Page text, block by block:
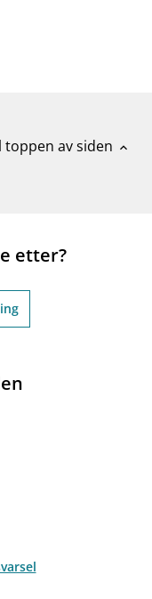
toppen av siden expand_less
etter?